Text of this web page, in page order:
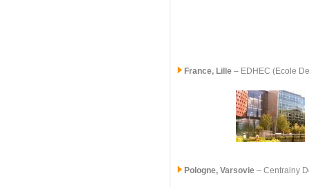
France, Lille – EDHEC (Ecole
Pologne, Varsovie – Centralny